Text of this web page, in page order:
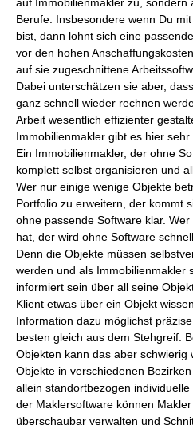
Berufe. Insbesondere wenn Du
bist, dann lohnt sich eine
vor den hohen
auf sie zugeschnittene
Dabei unterschätzen sie aber,
ganz schnell wieder rechnen
Arbeit wesentlich effizienter
Immobilienmakler gibt es hier sehr
Ein Immobilienmakler, der ohne
komplett selbst organisieren und
Wer nur einige wenige Objekte
Portfolio zu erweitern, der kommt
ohne passende Software klar.
hat, der wird ohne Software
Denn die Objekte müssen
werden und als Immobilienmakler
informiert sein über all seine
Klient etwas über ein Objekt
Information dazu möglichst
besten gleich aus dem Stehgreif.
Objekten kann das aber
Objekte in verschiedenen
allein standortbezogen
der Maklersoftware können
überschaubar verwalten und